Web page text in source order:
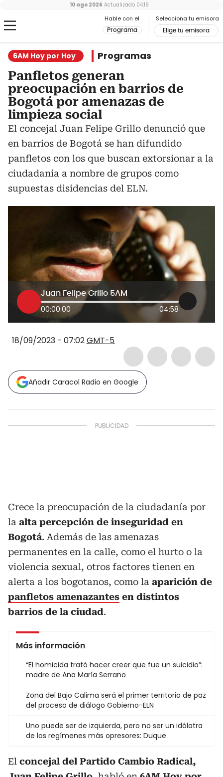
Hable con el
Programa
Selecciona tu emisora
Elige tu emisora
10 ago 2026 Actualizado 04:19
6AM Hoy por Hoy Programas
Panfletos generan
preocupación en barrios de
Bogotá por amenazas de
limpieza social
El concejal Juan Felipe Grillo denunció que
en barrios de Bogotá se han difundido
panfletos con los que buscan extorsionar a la
ciudadanía a nombre de grupos como
supuestas disidencias del ELN.
Juan Felipe Grillo 5AM
00:00:00 04:58
18/09/2023 - 07:02GMT-5
Añadir Caracol Radio en Google
Crece la preocupación de la ciudadanía por
la alta percepción de inseguridad en
Bogotá. Además de las amenazas
permanentes en la calle, como el hurto o la
violencia sexual, otros factores tienen en
alerta a los bogotanos, como la aparición de
panfletos amenazantes en distintos
barrios de la ciudad.
Más información
“El homicida trató hacer creer que fue un suicidio”:
madre de Ana María Serrano
Zona del Bajo Calima será el primer territorio de paz
del proceso de diálogo Gobierno-ELN
Uno puede ser de izquierda, pero no ser un idólatra
de los regímenes más opresores: Duque
El concejal del Partido Cambio Radical,